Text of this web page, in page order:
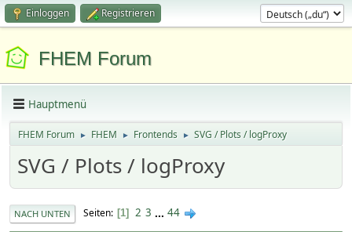
Einloggen Registrieren
FHEM Forum
Hauptmenü
FHEM Forum ► FHEM ► Frontends ► SVG / Plots / logProxy
SVG / Plots / logProxy
NACH UNTEN Seiten 1 2 3 ... 44